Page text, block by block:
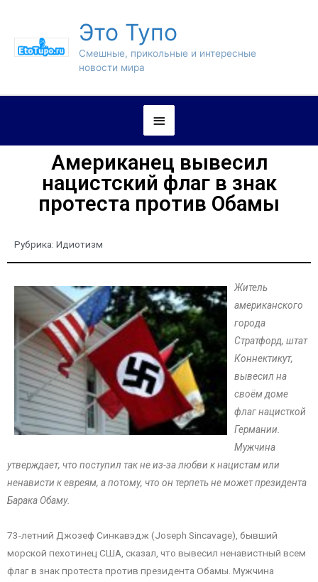
Это Тупо
Смешные, прикольные и интересные
новости мира
Американец вывесил
нацистский флаг в знак
протеста против Обамы
Рубрика: Идиотизм
Житель
американского
города
Стратфорд, штат
Коннектикут,
вывесил на
своём доме
флаг нацисткой
Германии.
Мужчина
утверждает, что поступил так не из-за любви к нацистам или
ненависти к евреям, а потому, что он терпеть не может президента
Барака Обаму.
73-летний Джозеф Синкавэдж (Joseph Sincavage), бывший
морской пехотинец США, сказал, что вывесил ненавистный всем
флаг в знак протеста против президента Обамы. Мужчина